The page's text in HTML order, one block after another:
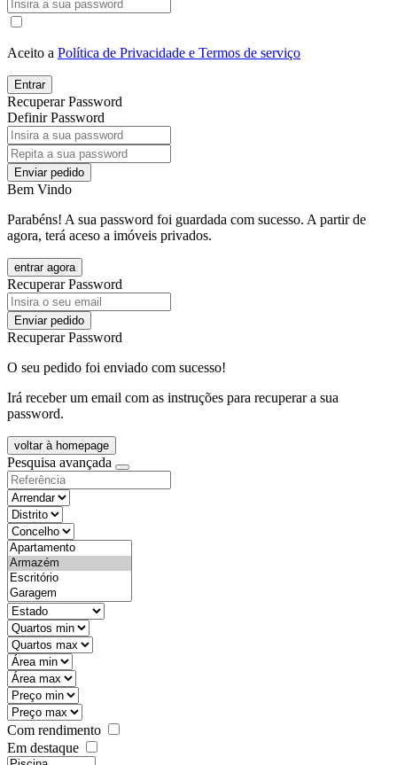
Aceito a Política de Privacidade e Termos de serviço
Entrar
Recuperar Password
Definir Password
Enviar pedido
Bem Vindo
Parabéns! A sua password foi guardada com sucesso. A partir de
agora, terá aceso a imóveis privados.
entrar agora
Recuperar Password
Enviar pedido
Recuperar Password
O seu pedido foi enviado com sucesso!
Irá receber um email com as instruções para recuperar a sua
password.
voltar à homepage
Pesquisa avançada
objective
districtId
countyId
types
state
mintypo
maxtypo
minarea
maxarea
minprice
maxprice
Com rendimento
Em destaque